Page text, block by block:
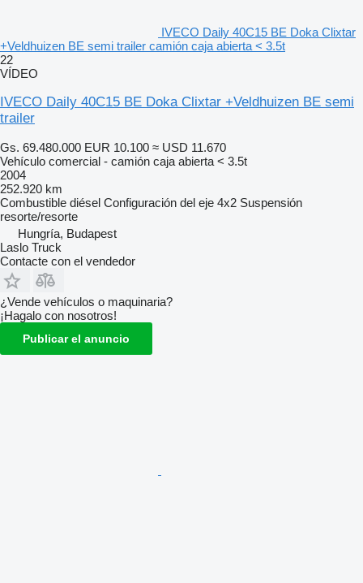
IVECO Daily 40C15 BE Doka Clixtar
+Veldhuizen BE semi trailer camión caja abierta < 3.5t
22
VÍDEO
IVECO Daily 40C15 BE Doka Clixtar +Veldhuizen BE semi
trailer
Gs. 69.480.000 EUR 10.100 ≈ USD 11.670
Vehículo comercial - camión caja abierta < 3.5t
2004
252.920 km
Combustible diésel Configuración del eje 4x2 Suspensión
resorte/resorte
Hungría, Budapest
Laslo Truck
Contacte con el vendedor
¿Vende vehículos o maquinaria?
¡Hagalo con nosotros!
Publicar el anuncio